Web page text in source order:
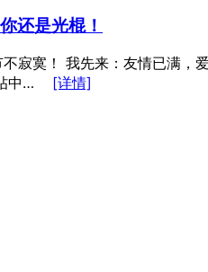
还是光棍！
寂寞！ 我先来：友情已满
帖中… [详情]